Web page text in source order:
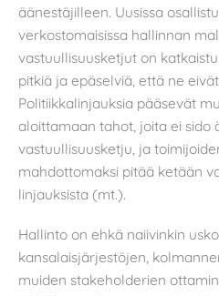
äänestäjilleen. Uusissa
verkostomaisissa hallinnan
vastuullisuusketjut on
pitkiä ja epäselviä, että ne
Politiikkalinjauksia pääsevät
aloittamaan tahot, joita ei sido
vastuullisuusketju, ja
mahdottomaksi pitää ketään
linjauksista (mt.).
Hallinto on ehkä naiivinkin
kansalaisjärjestöjen,
muiden stakeholderien